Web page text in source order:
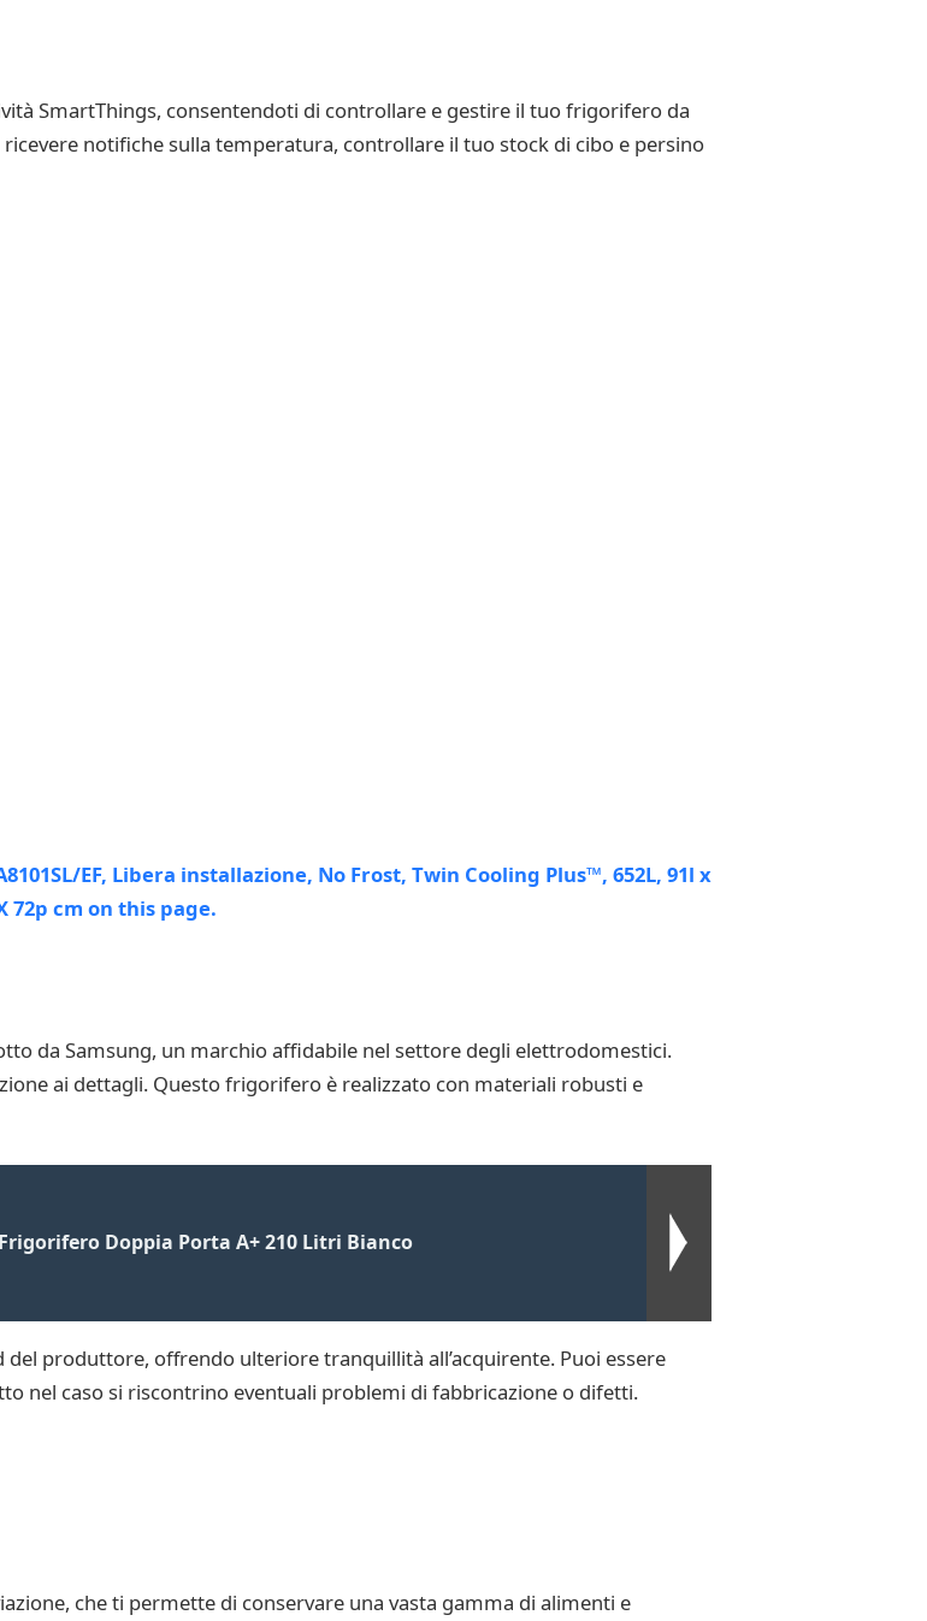
SmartThings, consentendoti di controllare e gestire il tuo frigorifero da
notifiche sulla temperatura, controllare il tuo stock di cibo e persino
da Samsung, un marchio affidabile nel settore degli elettrodomestici.
ai dettagli. Questo frigorifero è realizzato con materiali robusti e
Doppia Porta A+ 210 Litri Bianco
produttore, offrendo ulteriore tranquillità all’acquirente. Puoi essere
nel caso si riscontrino eventuali problemi di fabbricazione o difetti.
che ti permette di conservare una vasta gamma di alimenti e